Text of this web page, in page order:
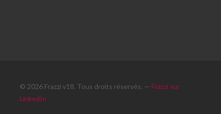
© 2026 Frazzi v18. Tous droits réservés. — Frazzi sur
LinkedIn